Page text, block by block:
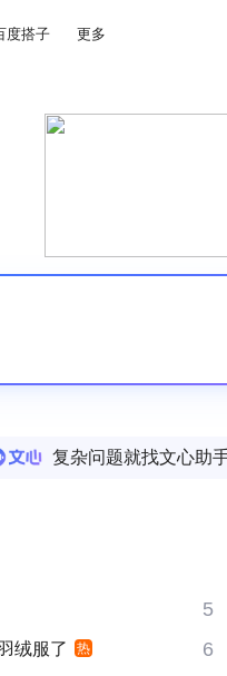
度搭子 更多
复杂问题就找文心助
5
绒服了 热 6